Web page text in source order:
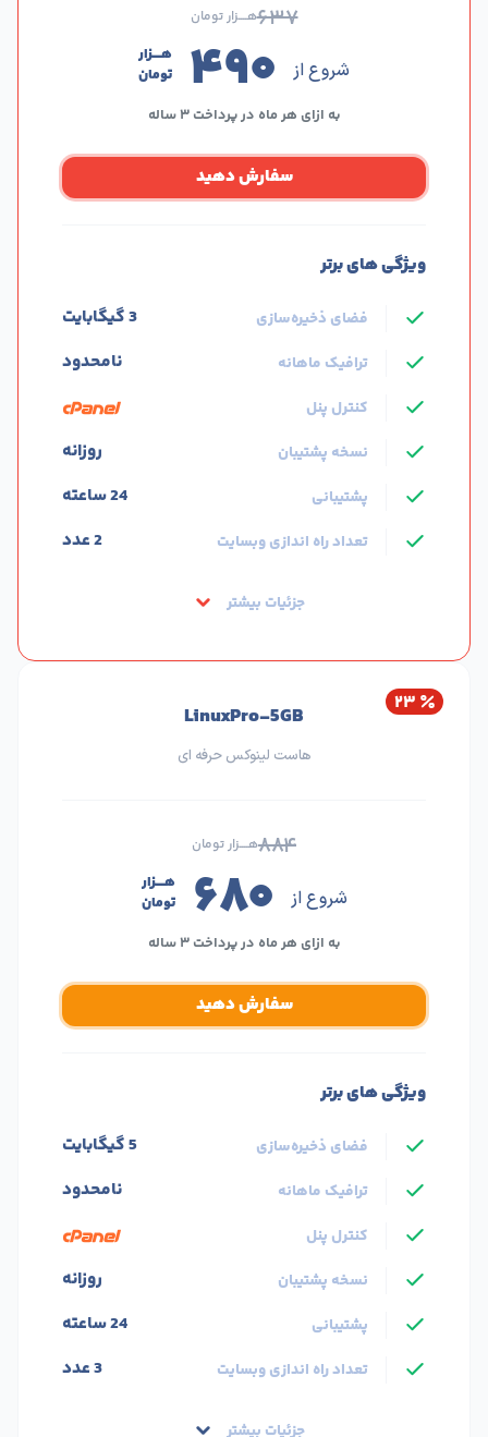
۶۳۷هــــزار تومان
شروع از ۴۹۰
هــــزار
تومان
به ازای هر ماه در پرداخت ۳ ساله
سفارش دهید
ویژگی های برتر
فضای ذخیره‌سازی 3 گیگابایت
ترافیک ماهانه نامحدود
کنترل پنل
نسخه پشتیبان
روزانه
پشتیبانی 24 ساعته
تعداد راه اندازی وبسایت 2 عدد
جزئیات بیشتر
۲۳ LinuxPro-5GB
هاست لینوکس حرفه ای
۸۸۴هــــزار تومان
شروع از ۶۸۰
هــــزار
تومان
به ازای هر ماه در پرداخت ۳ ساله
سفارش دهید
ویژگی های برتر
فضای ذخیره‌سازی 5 گیگابایت
ترافیک ماهانه نامحدود
کنترل پنل
نسخه پشتیبان
روزانه
پشتیبانی 24 ساعته
تعداد راه اندازی وبسایت 3 عدد
جزئیات بیشتر